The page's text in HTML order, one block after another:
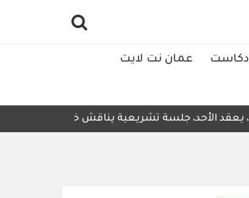
عمان نت لايت
جلسة تشريعية يناقش خلالها قرار لجنة